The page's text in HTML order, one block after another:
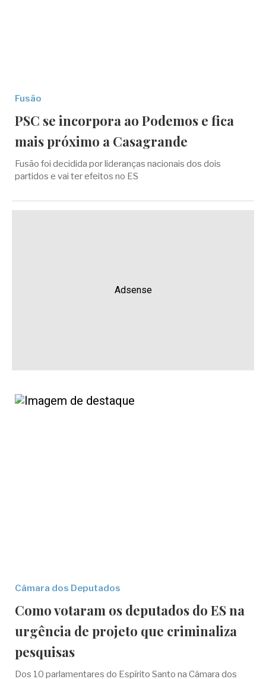
Fusão
PSC se incorpora ao Podemos e fica
mais próximo a Casagrande
Fusão foi decidida por lideranças nacionais dos dois
partidos e vai ter efeitos no ES
Adsense
Câmara dos Deputados
Como votaram os deputados do ES na
urgência de projeto que criminaliza
pesquisas
Dos 10 parlamentares do Espírito Santo na Câmara dos